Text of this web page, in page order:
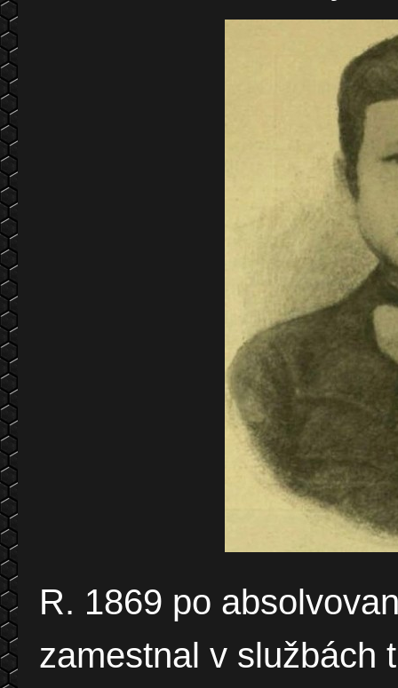
R. 1869 po
zamestnal v službách